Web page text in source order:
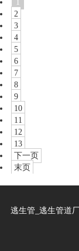
1
2
3
4
5
6
7
8
9
10
11
12
13
下一页
末页
逃生管_逃生管道